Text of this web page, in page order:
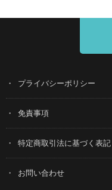
プライバシーポリシー
免責事項
特定商取引法に基づく表記
お問い合わせ